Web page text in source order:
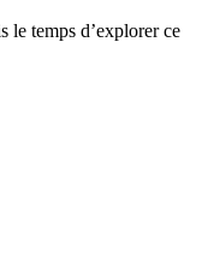
le temps d’explorer ce